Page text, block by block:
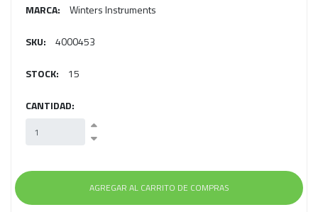
MARCA: Winters Instruments
SKU: 4000453
STOCK: 15
CANTIDAD: